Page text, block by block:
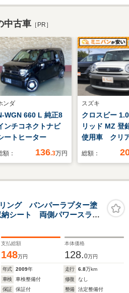
中古車 ［PR］
ンダ
WGN 660 L 純正8
ンチコネクトナビ
ートヒーター
額： 136.3万円
スズキ
クロスビー
リッド MZ 登
使用車 クリ
ソナー オー
軽減システム
ンプ アルミ
ル スマート
電動格納ミラ
総額：
ング バンパーラプター塗
シート 両側パワースライ
ートクルーズ ダブルエ
モニター ナビ バックカ
支払総額
148万円
本体価格
128.0万円
年式 2009年 走行 6.8万km
車検
車検整備付 修復
なし
保証
保証付 整備
法定整備付